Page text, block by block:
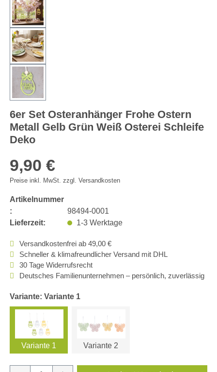
6er Set Osteranhänger Frohe Ostern
Metall Gelb Grün Weiß Osterei Schleife
Deko
9,90 €
Preise inkl. MwSt. zzgl. Versandkosten
Artikelnummer
:
98494-0001
Lieferzeit:
1-3 Werktage
Versandkostenfrei ab 49,00 €
Schneller & klimafreundlicher Versand mit DHL
30 Tage Widerrufsrecht
Deutsches Familienunternehmen – persönlich, zuverlässig
Variante: Variante 1
Variante 1 Variante 2